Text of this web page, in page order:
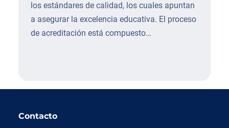
los estándares de calidad, los cuales apuntan
a asegurar la excelencia educativa. El proceso
de acreditación está compuesto…
Contacto